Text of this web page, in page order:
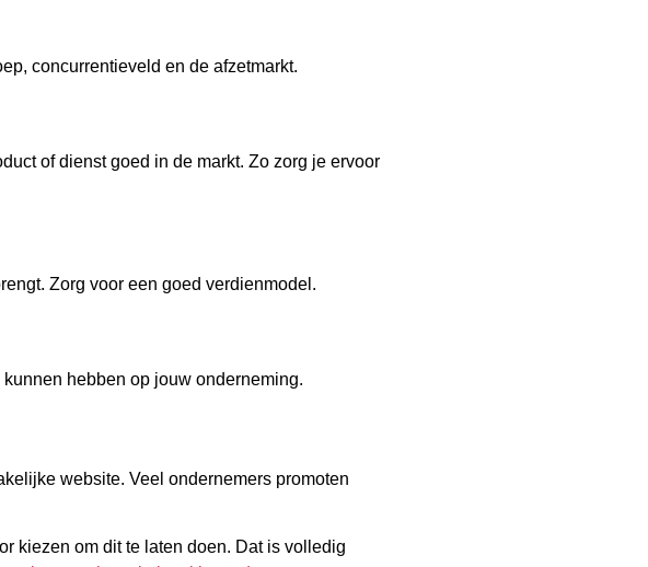
concurrentieveld en de afzetmarkt.
of dienst goed in de markt. Zo zorg je ervoor
Zorg voor een goed verdienmodel.
hebben op jouw onderneming.
website. Veel ondernemers promoten
kiezen om dit te laten doen. Dat is volledig